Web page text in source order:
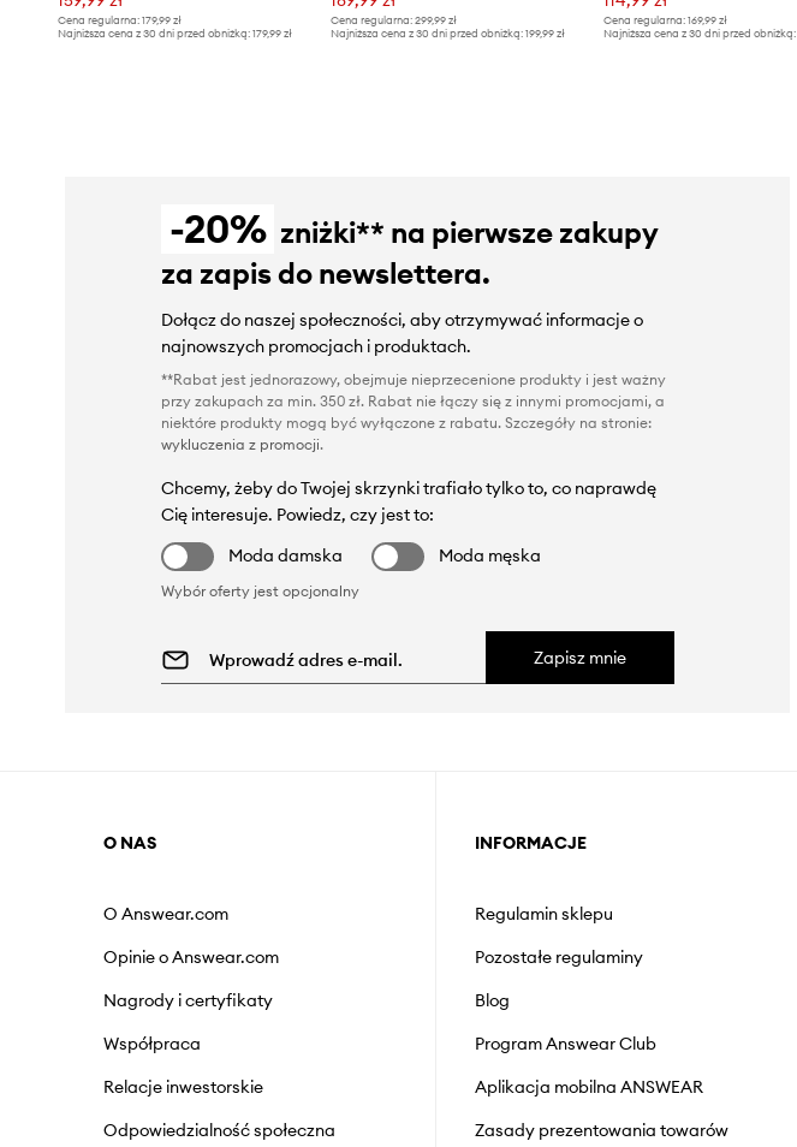
Cena regularna: 179,99 zł
Najniższa cena z 30 dni przed obniżką: 179,99 zł
Cena regularna:299,99 zł
Najniższa cena z 30 dni przed obniżką:199,99 zł
Cena regularna: 169,99 zł
Najniższa cena z 30 dni przed obniżką:
-20% zniżki** na pierwsze zakupy
za zapis do newslettera.
Dołącz do naszej społeczności, aby otrzymywać informacje o
najnowszych promocjach i produktach.
**Rabat jest jednorazowy, obejmuje nieprzecenione produkty i jest ważny
przy zakupach za min. 350 zł. Rabat nie łączy się z innymi promocjami, a
niektóre produkty mogą być wyłączone z rabatu. Szczegóły na stronie:
wykluczenia z promocji.
Chcemy, żeby do Twojej skrzynki trafiało tylko to, co naprawdę
Cię interesuje. Powiedz, czy jest to:
Moda damska
Moda męska
Wybór oferty jest opcjonalny
Zapisz mnie
O NAS
O Answear.com
Opinie o Answear.com
Nagrody i certyfikaty
Współpraca
Relacje inwestorskie
Odpowiedzialność społeczna
INFORMACJE
Regulamin sklepu
Pozostałe regulaminy
Blog
Program Answear Club
Aplikacja mobilna ANSWEAR
Zasady prezentowania towarów